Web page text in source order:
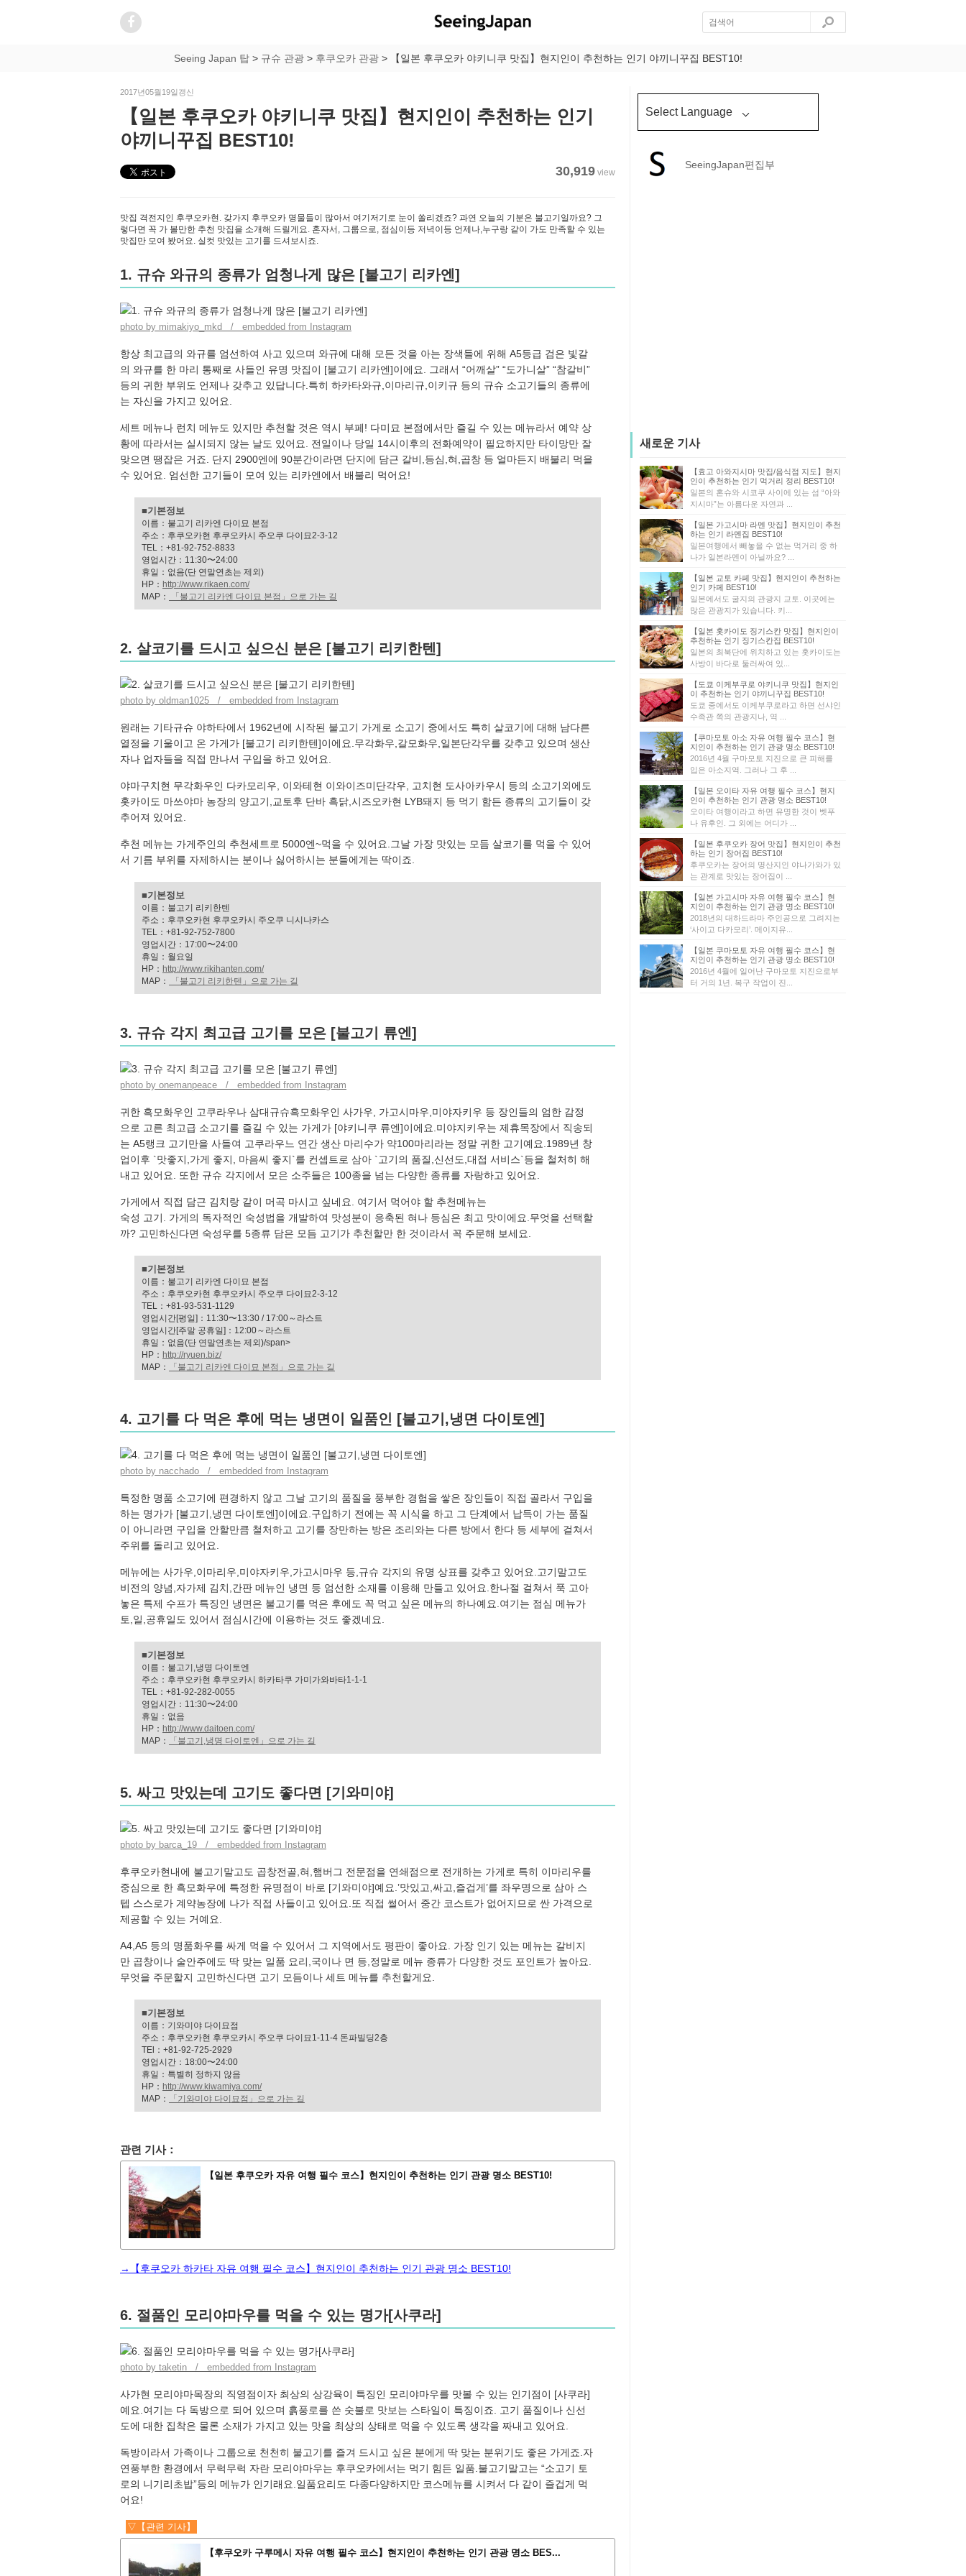
Seeing Japan 탑> 규슈 관광> 후쿠오카 관광> 【일본 후쿠오카 야키니쿠 맛집】현지인이 추천하는 인기 야끼니꾸집 BEST10!
2017년05월19일갱신
【일본 후쿠오카 야키니쿠 맛집】현지인이 추천하는 인기
야끼니꾸집 BEST10!
30,919 view
맛집 격전지인 후쿠오카현. 갖가지 후쿠오카 명물들이 많아서 여기저기로 눈이 쏠리겠죠? 과연 오늘의 기분은 불고기일까요? 그
렇다면 꼭 가 볼만한 추천 맛집을 소개해 드릴게요. 혼자서, 그룹으로, 점심이등 저녁이등 언제나,누구랑 같이 가도 만족할 수 있는
맛집만 모여 봤어요. 실컷 맛있는 고기를 드셔보시죠.
1. 규슈 와규의 종류가 엄청나게 많은 [불고기 리카엔]
photo by mimakiyo_mkd / embedded from Instagram
항상 최고급의 와규를 엄선하여 사고 있으며 와규에 대해 모든 것을 아는 장색들에 위해 A5등급 검은 빛갈
의 와규를 한 마리 통째로 사들인 유명 맛집이 [불고기 리카엔]이에요. 그래서 “어깨살” “도가니살” “참갈비”
등의 귀한 부위도 언제나 갖추고 있답니다.특히 하카타와규,이마리규,이키규 등의 규슈 소고기들의 종류에
는 자신을 가지고 있어요.
세트 메뉴나 런치 메뉴도 있지만 추천할 것은 역시 부페! 다미묘 본점에서만 즐길 수 있는 메뉴라서 예약 상
황에 따라서는 실시되지 않는 날도 있어요. 전일이나 당일 14시이후의 전화예약이 필요하지만 타이망만 잘
맞으면 땡잡은 거죠. 단지 2900엔에 90분간이라면 단지에 담근 갈비,등심,혀,곱창 등 얼마든지 배불리 먹을
수 있어요. 엄선한 고기들이 모여 있는 리카엔에서 배불리 먹어요!
■기본정보
이름：불고기 리카엔 다이묘 본점
주소：후쿠오카현 후쿠오카시 주오쿠 다이묘2-3-12
TEL：+81-92-752-8833
영업시간：11:30〜24:00
휴일：없음(단 연말연초는 제외)
HP： http://www.rikaen.com/
MAP：
「불고기 리카엔 다이묘 본점」으로 가는 길
2. 살코기를 드시고 싶으신 분은 [불고기 리키한텐]
photo by oldman1025 / embedded from Instagram
원래는 기타규슈 야하타에서 1962년에 시작된 불고기 가게로 소고기 중에서도 특히 살코기에 대해 남다른
열정을 기울이고 온 가게가 [불고기 리키한텐]이에요.무각화우,갈모화우,일본단각우를 갖추고 있으며 생산
자나 업자들을 직접 만나서 구입을 하고 있어요.
야마구치현 무각화우인 다카모리우, 이와테현 이와이즈미단각우, 고치현 도사아카우시 등의 소고기외에도
홋카이도 마쓰야마 농장의 양고기,교토후 단바 흑닭,시즈오카현 LYB돼지 등 먹기 함든 종류의 고기들이 갖
추어져 있어요.
추천 메뉴는 가게주인의 추천세트로 5000엔~먹을 수 있어요.그날 가장 맛있는 모듬 살코기를 먹을 수 있어
서 기름 부위를 자제하시는 분이나 싫어하시는 분들에게는 딱이죠.
■기본정보
이름：불고기 리키한텐
주소：후쿠오카현 후쿠오카시 주오쿠 니시나카스
TEL：+81-92-752-7800
영업시간：17:00〜24:00
휴일：월요일
HP： http://www.rikihanten.com/
MAP：
「불고기 리키한텐」으로 가는 길
3. 규슈 각지 최고급 고기를 모은 [불고기 류엔]
photo by onemanpeace / embedded from Instagram
귀한 흑모화우인 고쿠라우나 삼대규슈흑모화우인 사가우, 가고시마우,미야자키우 등 장인들의 엄한 감정
으로 고른 최고급 소고기를 즐길 수 있는 가게가 [야키니쿠 류엔]이에요.미야지키우는 제휴목장에서 직송되
는 A5랭크 고기만을 사들여 고쿠라우느 연간 생산 마리수가 약100마리라는 정말 귀한 고기예요.1989년 창
업이후 `맛좋지,가게 좋지, 마음씨 좋지`를 컨셉트로 삼아 `고기의 품질,신선도,대접 서비스`등을 철처히 해
내고 있어요. 또한 규슈 각지에서 모은 소주들은 100종을 넘는 다양한 종류를 자랑하고 있어요.
가게에서 직접 담근 김치랑 같이 머곡 마시고 싶네요. 여기서 먹어야 할 추천메뉴는
숙성 고기. 가게의 독자적인 숙성법을 개발하여 맛성분이 응축된 혀나 등심은 최고 맛이에요.무엇을 선택할
까? 고민하신다면 숙성우를 5종류 담은 모듬 고기가 추천할만 한 것이라서 꼭 주문해 보세요.
■기본정보
이름：불고기 리카엔 다이묘 본점
주소：후쿠오카현 후쿠오카시 주오쿠 다이묘2-3-12
TEL：+81-93-531-1129
영업시간[평일]：11:30〜13:30 / 17:00～라스트
영업시간[주말 공휴일]：12:00～라스트
휴일：없음(단 연말연초는 제외)/span>
HP： http://ryuen.biz/
MAP：
「불고기 리카엔 다이묘 본점」으로 가는 길
4. 고기를 다 먹은 후에 먹는 냉면이 일품인 [불고기,냉면 다이토엔]
photo by nacchado / embedded from Instagram
특정한 명품 소고기에 편경하지 않고 그날 고기의 품질을 풍부한 경험을 쌓은 장인들이 직접 골라서 구입을
하는 명가가 [불고기,냉면 다이토엔]이에요.구입하기 전에는 꼭 시식을 하고 그 단계에서 납득이 가는 품질
이 아니라면 구입을 안할만큼 철처하고 고기를 장만하는 방은 조리와는 다른 방에서 한다 등 세부에 걸쳐서
주위를 돌리고 있어요.
메뉴에는 사가우,이마리우,미야자키우,가고시마우 등,규슈 각지의 유명 상표를 갖추고 있어요.고기말고도
비전의 양념,자가제 김치,간판 메뉴인 냉면 등 엄선한 소재를 이용해 만들고 있어요.한나절 걸쳐서 푹 고아
놓은 특제 수프가 특징인 냉면은 불고기를 먹은 후에도 꼭 먹고 싶은 메뉴의 하나예요.여기는 점심 메뉴가
토,일,공휴일도 있어서 점심시간에 이용하는 것도 좋겠네요.
■기본정보
이름：불고기,냉명 다이토엔
주소：후쿠오카현 후쿠오카시 하카타쿠 가미가와바타1-1-1
TEL：+81-92-282-0055
영업시간：11:30〜24:00
휴일：없음
HP： http://www.daitoen.com/
MAP：
「불고기,냉명 다이토엔」으로 가는 길
5. 싸고 맛있는데 고기도 좋다면 [기와미야]
photo by barca_19 / embedded from Instagram
후쿠오카현내에 불고기말고도 곱창전골,혀,햄버그 전문점을 연쇄점으로 전개하는 가게로 특히 이마리우를
중심으로 한 흑모화우에 특정한 유명점이 바로 [기와미야]예요.’맛있고,싸고,즐겁게’를 좌우명으로 삼아 스
텝 스스로가 계약농장에 나가 직접 사들이고 있어요.또 직접 썰어서 중간 코스트가 없어지므로 싼 가격으로
제공할 수 있는 거예요.
A4,A5 등의 명품화우를 싸게 먹을 수 있어서 그 지역에서도 평판이 좋아요. 가장 인기 있는 메뉴는 갈비지
만 곱창이나 술안주에도 딱 맞는 일품 요리,국이나 면 등,정말로 메뉴 종류가 다양한 것도 포인트가 높아요.
무엇을 주문할지 고민하신다면 고기 모듬이나 세트 메뉴를 추천할게요.
■기본정보
이름：기와미야 다이묘점
주소：후쿠오카현 후쿠오카시 주오쿠 다이묘1-11-4 돈파빌딩2층
TEl：+81-92-725-2929
영업시간：18:00〜24:00
휴일：특별히 정하지 않음
HP： http://www.kiwamiya.com/
MAP：
「기와미야 다이묘점」으로 가는 길
관련 기사：
【일본 후쿠오카 자유 여행 필수 코스】현지인이 추천하는 인기 관광 명소 BEST10!
→【후쿠오카 하카타 자유 여행 필수 코스】현지인이 추천하는 인기 관광 명소 BEST10!
6. 절품인 모리야마우를 먹을 수 있는 명가[사쿠라]
photo by taketin / embedded from Instagram
사가현 모리야마목장의 직영점이자 최상의 상강육이 특징인 모리야마우를 맛볼 수 있는 인기점이 [사쿠라]
예요.여기는 다 독방으로 되어 있으며 흙풍로를 쓴 숫불로 맛보는 스타일이 특징이죠. 고기 품질이나 신선
도에 대한 집착은 물론 소재가 가지고 있는 맛을 최상의 상태로 먹을 수 있도록 생각을 짜내고 있어요.
독방이라서 가족이나 그룹으로 천천히 불고기를 즐겨 드시고 싶은 분에게 딱 맞는 분위기도 좋은 가게죠.자
연풍부한 환경에서 무럭무럭 자란 모리야마우는 후쿠오카에서는 먹기 힘든 일품.불고기말고는 “소고기 토
로의 니기리초밥”등의 메뉴가 인기래요.일품요리도 다종다양하지만 코스메뉴를 시켜서 다 같이 즐겁게 먹
어요!
▽【관련 기사】
【후쿠오카 구루메시 자유 여행 필수 코스】현지인이 추천하는 인기 관광 명소 BES...
Select Language
SeeingJapan편집부
새로운 기사
【효고 아와지시마 맛집/음식점 지도】현지
인이 추천하는 인기 먹거리 정리 BEST10!
일본의 혼슈와 시코쿠 사이에 있는 섬 “아와
지시마”는 아름다운 자연과 ...
【일본 가고시마 라멘 맛집】현지인이 추천
하는 인기 라멘집 BEST10!
일본여행에서 빼놓을 수 없는 먹거리 중 하
나가 일본라멘이 아닐까요? ...
【일본 교토 카페 맛집】현지인이 추천하는
인기 카페 BEST10!
일본에서도 굴지의 관광지 교토. 이곳에는
많은 관광지가 있습니다. 키...
【일본 홋카이도 징기스칸 맛집】현지인이
추천하는 인기 징기스칸집 BEST10!
일본의 최북단에 위치하고 있는 홋카이도는
사방이 바다로 둘러싸여 있...
【도쿄 이케부쿠로 야키니쿠 맛집】현지인
이 추천하는 인기 야끼니꾸집 BEST10!
도쿄 중에서도 이케부쿠로라고 하면 선샤인
수족관 쪽의 관광지나, 역 ...
【쿠마모토 아소 자유 여행 필수 코스】현
지인이 추천하는 인기 관광 명소 BEST10!
2016년 4월 구마모토 지진으로 큰 피해를
입은 아소지역. 그러나 그 후 ...
【일본 오이타 자유 여행 필수 코스】현지
인이 추천하는 인기 관광 명소 BEST10!
오이타 여행이라고 하면 유명한 것이 벳푸
나 유후인. 그 외에는 어디가 ...
【일본 후쿠오카 장어 맛집】현지인이 추천
하는 인기 장어집 BEST10!
후쿠오카는 장어의 명산지인 야나가와가 있
는 관계로 맛있는 장어집이 ...
【일본 가고시마 자유 여행 필수 코스】현
지인이 추천하는 인기 관광 명소 BEST10!
2018년의 대하드라마 주인공으로 그려지는
‘사이고 다카모리’. 메이지유...
【일본 쿠마모토 자유 여행 필수 코스】현
지인이 추천하는 인기 관광 명소 BEST10!
2016년 4월에 일어난 구마모토 지진으로부
터 거의 1년. 복구 작업이 진...